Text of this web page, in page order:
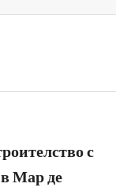
с
в Мар де